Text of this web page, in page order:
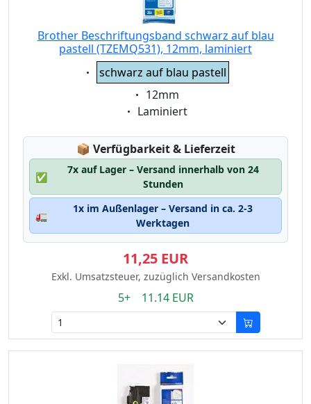
Brother Beschriftungsband schwarz auf blau
pastell (TZEMQ531), 12mm, laminiert
Eigenschaft:
schwarz auf blau pastell
Eigenschaft:
12mm
Eigenschaft:
Laminiert
📦 Lagerstatus:
Verfügbarkeit & Lieferzeit
✅
7x auf Lager – Versand innerhalb von 24
Stunden
🚛
1x im Außenlager – Versand in ca. 2-3
Werktagen
11,25 EUR
Exkl. Umsatzsteuer, zuzüglich Versandkosten
5+ 11.14 EUR